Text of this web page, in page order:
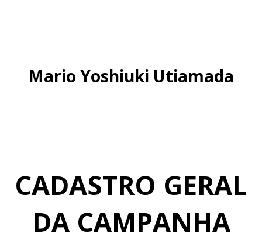
Mario Yoshiuki Utiamada
CADASTRO GERAL
DA CAMPANHA